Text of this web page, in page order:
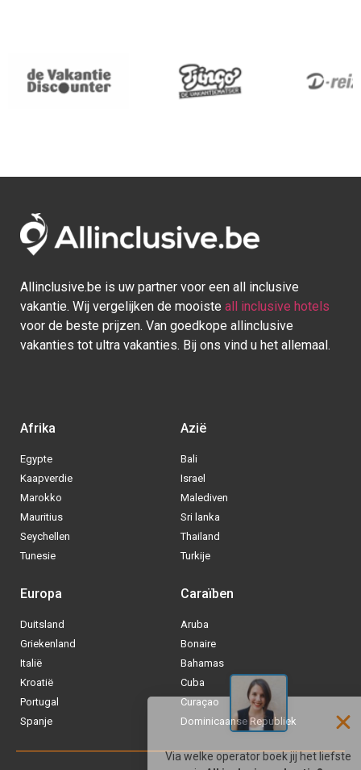
Allinclusive.be is uw partner voor een all inclusive
vakantie. Wij vergelijken de mooiste all inclusive hotels
voor de beste prijzen. Van goedkope allinclusive
vakanties tot ultra vakanties. Bij ons vind u het allemaal.
Afrika
Egypte
Kaapverdie
Marokko
Mauritius
Seychellen
Tunesie
Azië
Bali
Israel
Malediven
Sri lanka
Thailand
Turkije
Europa
Duitsland
Griekenland
Italië
Kroatië
Portugal
Spanje
Caraïben
Aruba
Bonaire
Bahamas
Cuba
Curaçao
Dominicaanse Republiek
Tui
Vakantiediscounter
Sunweb